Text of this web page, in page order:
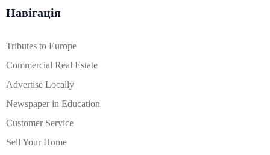
Навігація
Tributes to Europe
Commercial Real Estate
Advertise Locally
Newspaper in Education
Customer Service
Sell Your Home